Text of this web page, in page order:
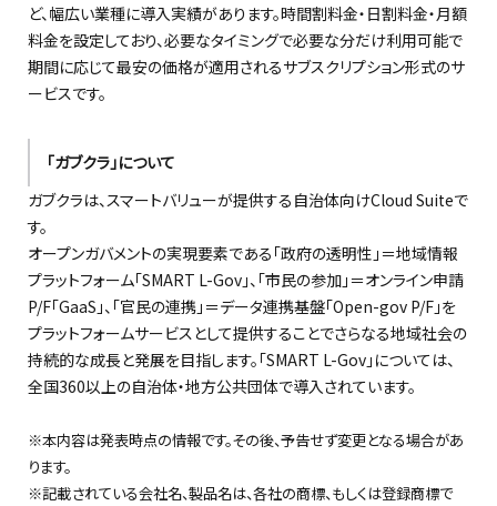
ど、幅広い業種に導入実績があります。時間割料金・日割料金・月額
料金を設定しており、必要なタイミングで必要な分だけ利用可能で
期間に応じて最安の価格が適用されるサブスクリプション形式のサ
ービスです。
「ガブクラ」について
ガブクラは、スマートバリューが提供する自治体向けCloud Suiteで
す。
オープンガバメントの実現要素である「政府の透明性」＝地域情報
プラットフォーム「SMART L-Gov」、「市民の参加」＝オンライン申請
P/F「GaaS」、「官民の連携」＝データ連携基盤「Open-gov P/F」を
プラットフォームサービスとして提供することでさらなる地域社会の
持続的な成長と発展を目指します。「SMART L-Gov」については、
全国360以上の自治体・地方公共団体で導入されています。
※本内容は発表時点の情報です。その後、予告せず変更となる場合があ
ります。
※記載されている会社名、製品名は、各社の商標、もしくは登録商標で